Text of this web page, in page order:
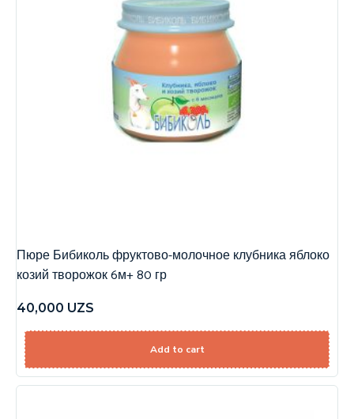
Пюре Бибиколь фруктово-молочное клубника яблоко
козий творожок 6м+ 80 гр
40,000 UZS
Add to cart